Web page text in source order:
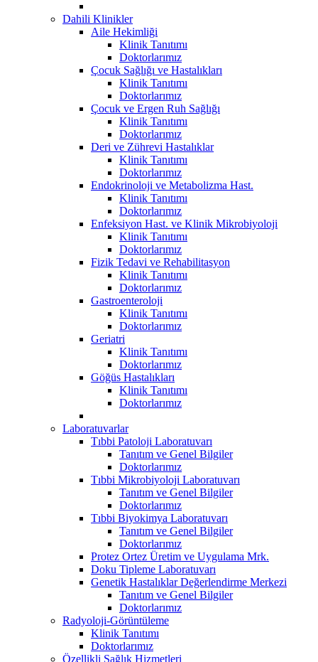
Dahili Klinikler
Aile Hekimliği
Klinik Tanıtımı
Doktorlarımız
Çocuk Sağlığı ve Hastalıkları
Klinik Tanıtımı
Doktorlarımız
Çocuk ve Ergen Ruh Sağlığı
Klinik Tanıtımı
Doktorlarımız
Deri ve Zührevi Hastalıklar
Klinik Tanıtımı
Doktorlarımız
Endokrinoloji ve Metabolizma Hast.
Klinik Tanıtımı
Doktorlarımız
Enfeksiyon Hast. ve Klinik Mikrobiyoloji
Klinik Tanıtımı
Doktorlarımız
Fizik Tedavi ve Rehabilitasyon
Klinik Tanıtımı
Doktorlarımız
Gastroenteroloji
Klinik Tanıtımı
Doktorlarımız
Geriatri
Klinik Tanıtımı
Doktorlarımız
Göğüs Hastalıkları
Klinik Tanıtımı
Doktorlarımız
Laboratuvarlar
Tıbbi Patoloji Laboratuvarı
Tanıtım ve Genel Bilgiler
Doktorlarımız
Tıbbi Mikrobiyoloji Laboratuvarı
Tanıtım ve Genel Bilgiler
Doktorlarımız
Tıbbi Biyokimya Laboratuvarı
Tanıtım ve Genel Bilgiler
Doktorlarımız
Protez Ortez Üretim ve Uygulama Mrk.
Doku Tipleme Laboratuvarı
Genetik Hastalıklar Değerlendirme Merkezi
Tanıtım ve Genel Bilgiler
Doktorlarımız
Radyoloji-Görüntüleme
Klinik Tanıtımı
Doktorlarımız
Özellikli Sağlık Hizmetleri